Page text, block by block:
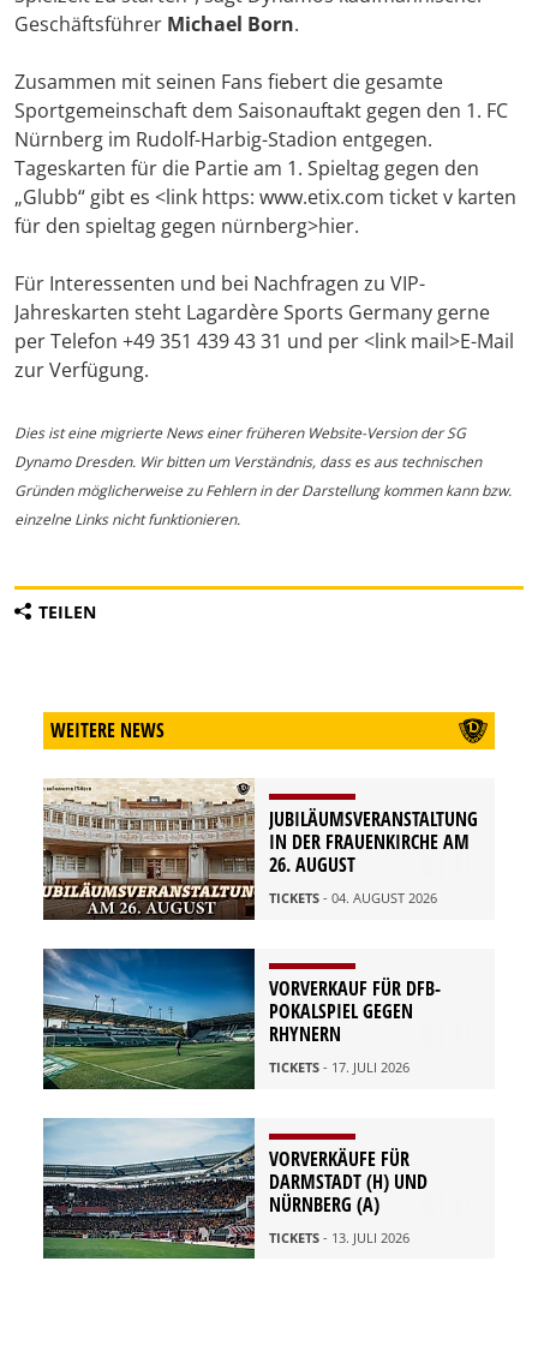
Geschäftsführer Michael Born.
Zusammen mit seinen Fans fiebert die gesamte
Sportgemeinschaft dem Saisonauftakt gegen den 1. FC
Nürnberg im Rudolf-Harbig-Stadion entgegen.
Tageskarten für die Partie am 1. Spieltag gegen den
„Glubb“ gibt es <link https: www.etix.com ticket v karten
für den spieltag gegen nürnberg>hier.
Für Interessenten und bei Nachfragen zu VIP-
Jahreskarten steht Lagardère Sports Germany gerne
per Telefon +49 351 439 43 31 und per <link mail>E-Mail
zur Verfügung.
Dies ist eine migrierte News einer früheren Website-Version der SG
Dynamo Dresden. Wir bitten um Verständnis, dass es aus technischen
Gründen möglicherweise zu Fehlern in der Darstellung kommen kann bzw.
einzelne Links nicht funktionieren.
TEILEN
WEITERE NEWS
JUBILÄUMSVERANSTALTUNG
IN DER FRAUENKIRCHE AM
26. AUGUST
TICKETS - 04. AUGUST 2026
VORVERKAUF FÜR DFB-
POKALSPIEL GEGEN
RHYNERN
TICKETS - 17. JULI 2026
VORVERKÄUFE FÜR
DARMSTADT (H) UND
NÜRNBERG (A)
TICKETS - 13. JULI 2026